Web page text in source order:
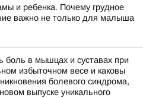
и ребенка. Почему грудное
важно не только для малыша
боль в мышцах и суставах при
избыточном весе и каковы
болевого синдрома,
выпуске уникального